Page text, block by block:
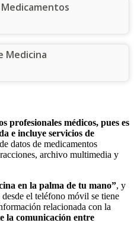
Medicina
profesionales médicos, pues es
e incluye servicios de
datos de medicamentos
archivo multimedia y
en la palma de tu mano”, y
el teléfono móvil se tiene
relacionada con la
la comunicación entre